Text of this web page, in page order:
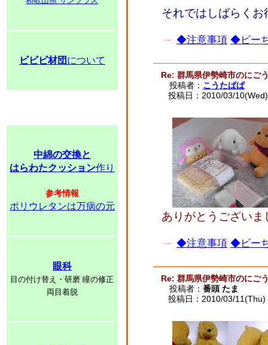
ビビビ材団 について
中綿の交換と
はらわたクッション作り
参考情報
ポリウレタンは万病の元
眼科
目の付け替え・研磨 瞳の修正
両目着脱
それではしばらくお
◆注意事項 ◆ビー
Re: 群馬県伊勢崎市のにご
投稿者： こうたぱぱ
投稿日：2010/03/
ありがとうございま
◆注意事項 ◆ビー
Re: 群馬県伊勢崎市のにご
投稿者： 番頭 たま
投稿日：2010/03/